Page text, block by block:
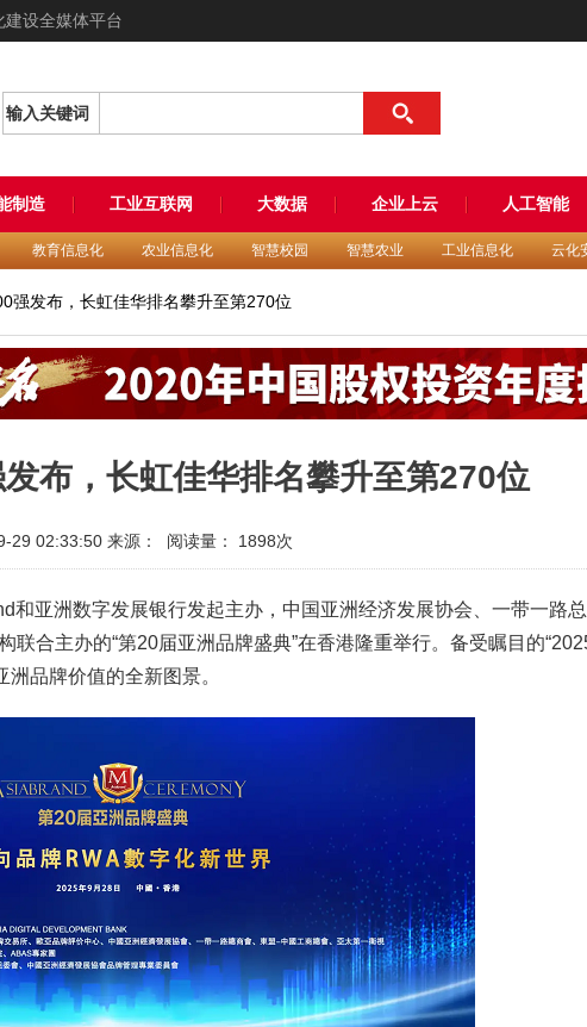
设全媒体平台
输入关键词
制造 工业互联网 大数据 企业上云 人工智能
教育信息化 农业信息化 智慧校园 智慧农业 工业信息化 云化
强发布，长虹佳华排名攀升至第270位
布，长虹佳华排名攀升至第270位
29 02:33:50 来源： 阅读量： 1898次
和亚洲数字发展银行发起主办，中国亚洲经济发展协会、一带一路
合主办的“第20届亚洲品牌盛典”在香港隆重举行。备受瞩目的
品牌价值的全新图景。